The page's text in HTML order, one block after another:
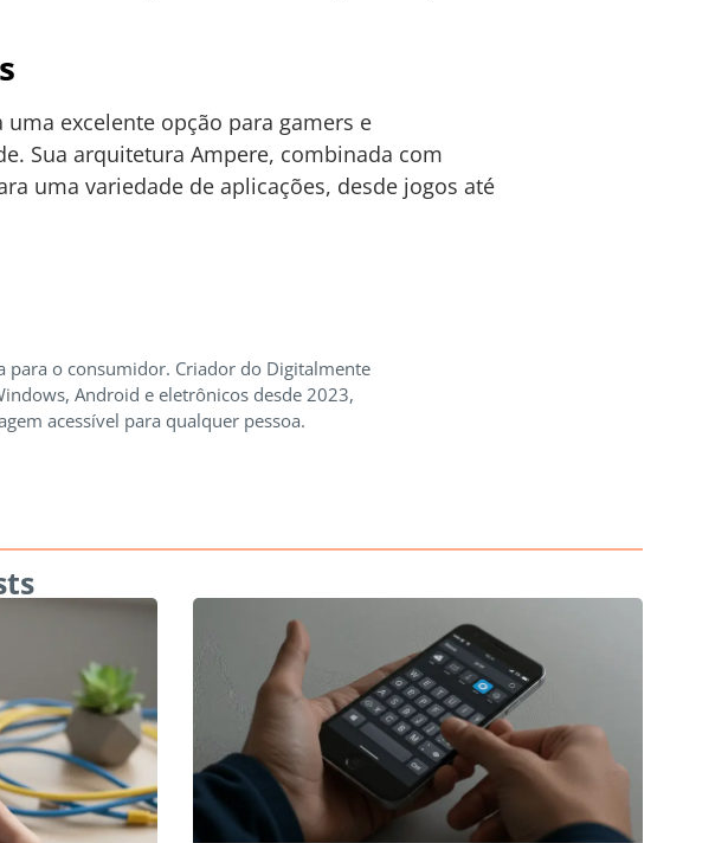
excelente opção para gamers e
Sua arquitetura Ampere, combinada com
uma variedade de aplicações, desde jogos até
para o consumidor. Criador do Digitalmente
Android e eletrônicos desde 2023,
acessível para qualquer pessoa.